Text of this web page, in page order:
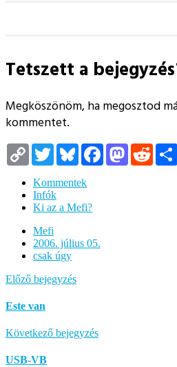
Tetszett a
Megköszönöm, ha megosztod
kommentet.
Copy
Link
TwitterBlueskyFacebookMastodon
Kommentek
Infók
Ki az a Mefi?
Mefi
2006. július 05.
csak úgy
Előző bejegyzés
Este van
Következő bejegyzés
USB-VB